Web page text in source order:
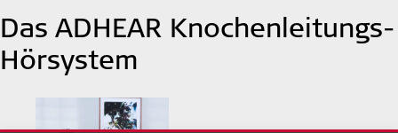
Das ADHEAR Knochenleitungs-
Hörsystem